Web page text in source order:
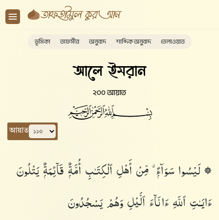
ভূমিকা তাফসীর অনুবাদ শাব্দিক অনুবাদ তেলাওয়াত
আলে ইমরান
২০০ আয়াত
আয়াত
۞ لَيْسُوا۟ سَوَآءًۭ ۗ مِّنْ أَهْلِ ٱلْكِتَـٰبِ أُمَّةٌۭ قَآئِمَةٌۭ يَتْلُونَ
ءَايَـٰتِ ٱللَّهِ ءَانَآءَ ٱلَّيْلِ وَهُمْ يَسْجُدُونَ